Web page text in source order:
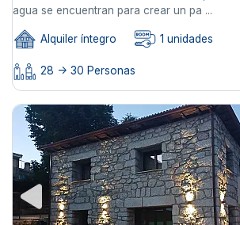
agua se encuentran para crear un pa ...
Alquiler íntegro 1 unidades
28 -> 30 Personas